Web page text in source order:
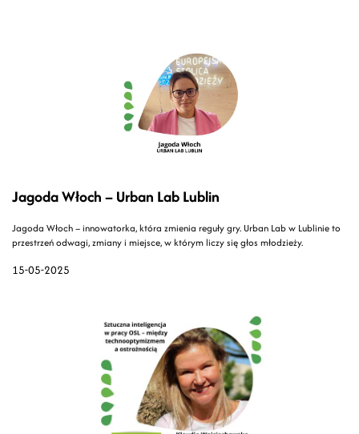
15-05-2025
Jagoda Włoch – Urban Lab Lublin
Jagoda Włoch – innowatorka, która zmienia reguły gry. Urban Lab w Lublinie to
przestrzeń odwagi, zmiany i miejsce, w którym liczy się głos młodzieży.